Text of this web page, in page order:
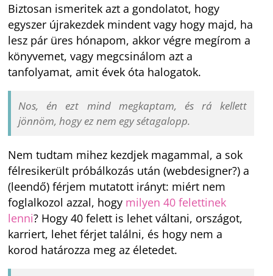
Biztosan ismeritek azt a gondolatot, hogy
egyszer újrakezdek mindent vagy hogy majd, ha
lesz pár üres hónapom, akkor végre megírom a
könyvemet, vagy megcsinálom azt a
tanfolyamat, amit évek óta halogatok.
Nos, én ezt mind megkaptam, és rá kellett
jönnöm, hogy ez nem egy sétagalopp.
Nem tudtam mihez kezdjek magammal, a sok
félresikerült próbálkozás után (webdesigner?) a
(leendő) férjem mutatott irányt: miért nem
foglalkozol azzal, hogy milyen 40 felettinek
lenni? Hogy 40 felett is lehet váltani, országot,
karriert, lehet férjet találni, és hogy nem a
korod határozza meg az életedet.